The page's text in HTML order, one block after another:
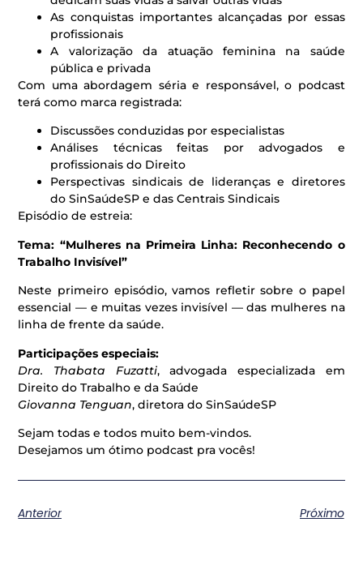
As conquistas importantes alcançadas por essas
profissionais
A valorização da atuação feminina na saúde
pública e privada
Com uma abordagem séria e responsável, o podcast
terá como marca registrada:
Discussões conduzidas por especialistas
Análises técnicas feitas por advogados e
profissionais do Direito
Perspectivas sindicais de lideranças e diretores
do SinSaúdeSP e das Centrais Sindicais
Episódio de estreia:
Tema: “Mulheres na Primeira Linha: Reconhecendo o
Trabalho Invisível”
Neste primeiro episódio, vamos refletir sobre o papel
essencial — e muitas vezes invisível — das mulheres na
linha de frente da saúde.
Participações especiais:
Dra. Thabata Fuzatti, advogada especializada em
Direito do Trabalho e da Saúde
Giovanna Tenguan, diretora do SinSaúdeSP
Sejam todas e todos muito bem-vindos.
Desejamos um ótimo podcast pra vocês!
Anterior Próximo